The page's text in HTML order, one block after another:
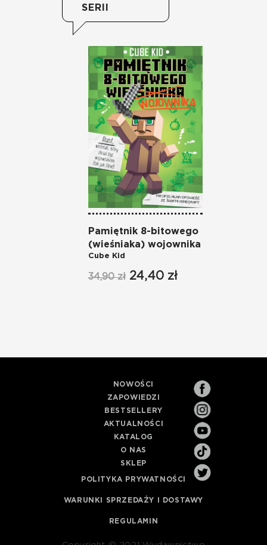
SERII
Pamiętnik 8-bitowego
(wieśniaka) wojownika
Cube Kid
34,90 zł 24,40 zł
NOWOŚCI
ZAPOWIEDZI
BESTSELLERY
AKTUALNOŚCI
KATALOG
O NAS
SKLEP
POLITYKA PRYWATNOŚCI
WARUNKI SPRZEDAŻY I DOSTAWY
REGULAMIN